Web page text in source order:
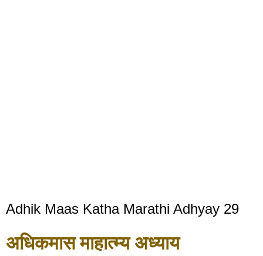
Adhik Maas Katha Marathi Adhyay 29
अधिकमास माहात्म्य अध्याय